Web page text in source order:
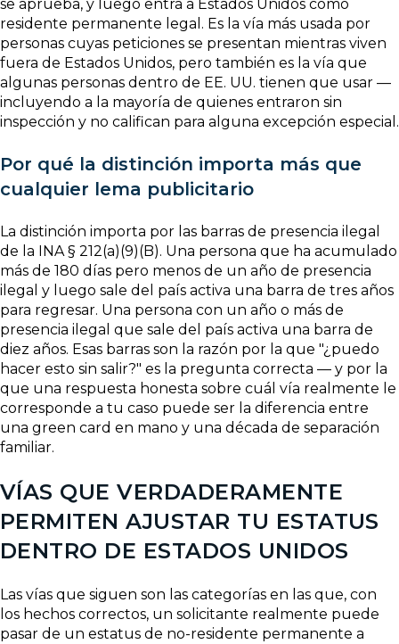
se aprueba, y luego entra a Estados Unidos como
residente permanente legal. Es la vía más usada por
personas cuyas peticiones se presentan mientras viven
fuera de Estados Unidos, pero también es la vía que
algunas personas dentro de EE. UU. tienen que usar —
incluyendo a la mayoría de quienes entraron sin
inspección y no califican para alguna excepción especial.
Por qué la distinción importa más que
cualquier lema publicitario
La distinción importa por las barras de presencia ilegal
de la INA § 212(a)(9)(B). Una persona que ha acumulado
más de 180 días pero menos de un año de presencia
ilegal y luego sale del país activa una barra de tres años
para regresar. Una persona con un año o más de
presencia ilegal que sale del país activa una barra de
diez años. Esas barras son la razón por la que "¿puedo
hacer esto sin salir?" es la pregunta correcta — y por la
que una respuesta honesta sobre cuál vía realmente le
corresponde a tu caso puede ser la diferencia entre
una green card en mano y una década de separación
familiar.
VÍAS QUE VERDADERAMENTE
PERMITEN AJUSTAR TU ESTATUS
DENTRO DE ESTADOS UNIDOS
Las vías que siguen son las categorías en las que, con
los hechos correctos, un solicitante realmente puede
pasar de un estatus de no-residente permanente a